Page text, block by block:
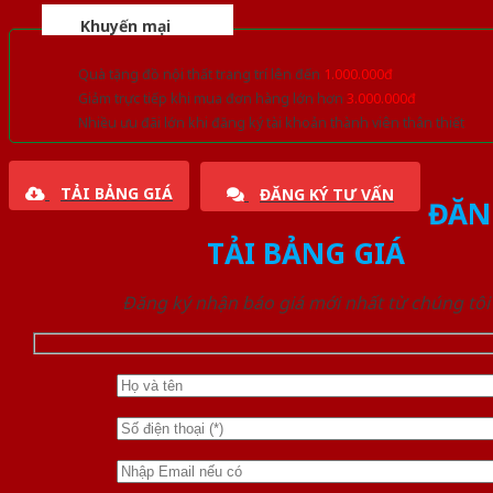
Khuyến mại
Quà tặng đồ nội thất trang trí lên đến 1.000.000đ
Giảm trực tiếp khi mua đơn hàng lớn hơn 3.000.000đ
Nhiều ưu đãi lớn khi đăng ký tài khoản thành viên thân thiết
TẢI BẢNG GIÁ ĐĂNG KÝ TƯ VẤN
TẢI BẢNG GIÁ
Đăng ký nhận báo giá mới nhất từ chúng tôi